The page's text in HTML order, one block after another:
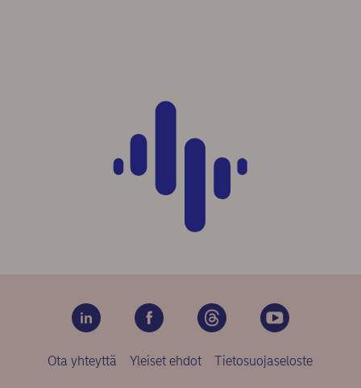
Ota yhteyttä Yleiset ehdot Tietosuojaseloste